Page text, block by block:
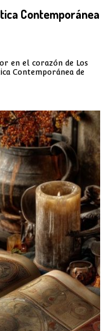
Contemporánea
en el corazón de Los
Contemporánea de